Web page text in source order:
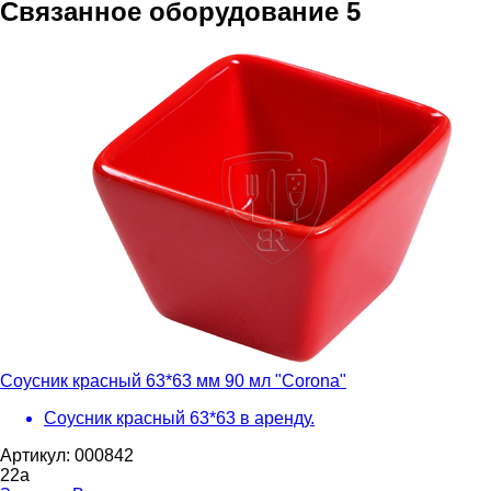
Связанное оборудование 5
Соусник красный 63*63 мм 90 мл "Corona"
Соусник красный 63*63 в аренду.
Артикул: 000842
22a